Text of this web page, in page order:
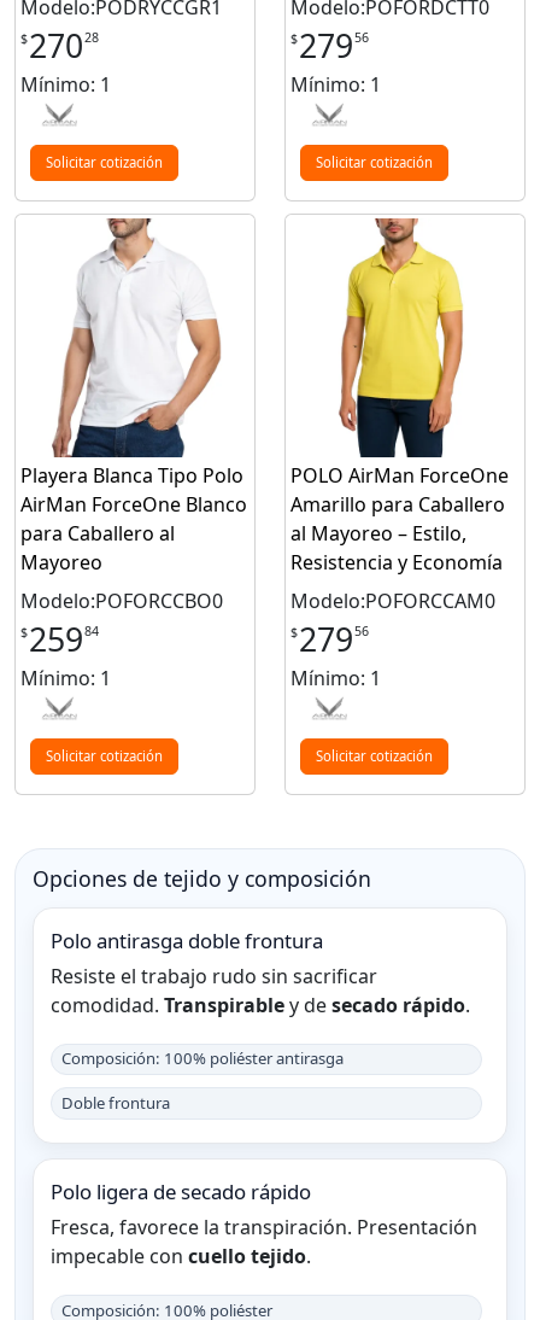
Modelo:PODRYCCGR1
$270 28
Mínimo: 1
Solicitar cotización
Modelo:POFORDCTT0
$279 56
Mínimo: 1
Solicitar cotización
Playera Blanca Tipo Polo
AirMan ForceOne Blanco
para Caballero al
Mayoreo
Modelo:POFORCCBO0
$25984
Mínimo: 1
Solicitar cotización
POLO AirMan ForceOne
Amarillo para Caballero
al Mayoreo – Estilo,
Resistencia y Economía
Modelo:POFORCCAM0
$27956
Mínimo: 1
Solicitar cotización
Opciones de tejido y composición
Polo antirasga doble frontura
Resiste el trabajo rudo sin sacrificar
comodidad. Transpirabley desecado rápido.
Composición: 100% poliéster antirasga
Doble frontura
Polo ligera de secado rápido
Fresca, favorece la transpiración. Presentación
impecable con cuello tejido.
Composición: 100% poliéster